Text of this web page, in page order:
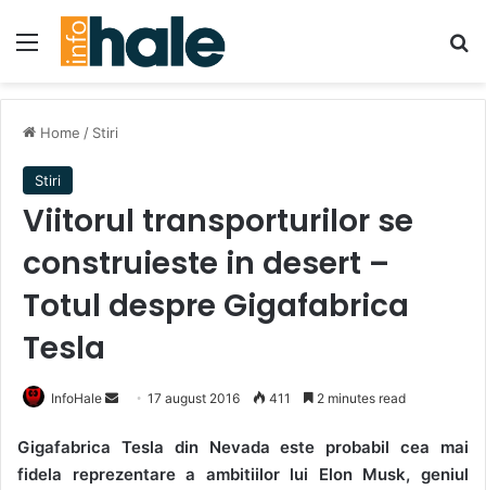
Menu
Home / Stiri
Stiri
Viitorul transporturilor se
construieste in desert –
Totul despre Gigafabrica
Tesla
InfoHale
Send
email
17 august 2016 411 2 minutes read
Gigafabrica Tesla din Nevada este probabil cea mai
fidela reprezentare a ambitiilor lui Elon Musk, geniul